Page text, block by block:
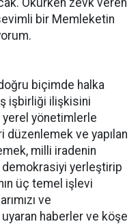
Okurken zevk veren
bir Memleketin
biçimde halka
işbirliği ilişkisini
yönetimlerle
düzenlemek ve yapılan
milli iradenin
yerleştirip
üç temel işlevi
ve
haberler ve köşe